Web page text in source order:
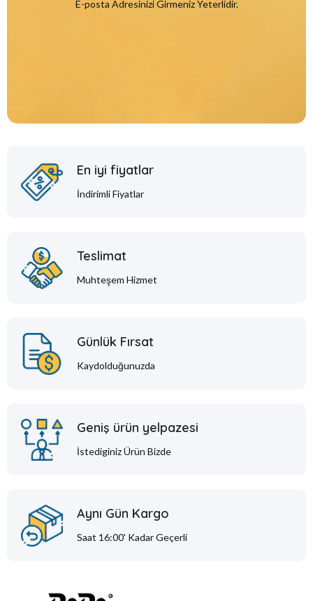
E-posta Adresinizi Girmeniz Yeterlidir.
En iyi fiyatlar
İndirimli Fiyatlar
Teslimat
Muhteşem Hizmet
Günlük Fırsat
Kaydolduğunuzda
Geniş ürün yelpazesi
İstediginiz Ürün Bizde
Aynı Gün Kargo
Saat 16:00' Kadar Geçerli